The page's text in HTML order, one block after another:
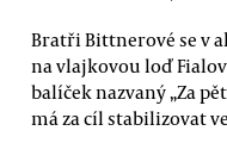
Bratři Bittnerové se v
na vlajkovou loď
balíček nazvaný „Za
má za cíl stabilizovat